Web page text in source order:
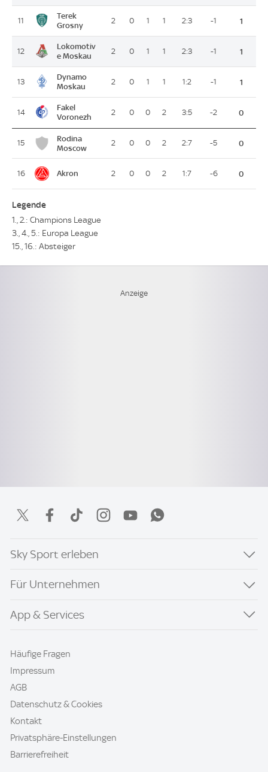
11
Terek
Grosny
2 0 1 1 2:3 -1 1
12
Lokomotiv
e Moskau
2 0 1 1 2:3 -1 1
13
Dynamo
Moskau
2 0 1 1 1:2 -1 1
14
Fakel
Voronezh
2 0 0 2 3:5 -2 0
15
Rodina
Moscow
2 0 0 2 2:7 -5 0
16 Akron 2 0 0 2 1:7 -6 0
Legende
1., 2.: Champions League
3., 4., 5.: Europa League
15., 16.: Absteiger
Sky Sport erleben
Für Unternehmen
App & Services
Häufige Fragen
Impressum
AGB
Datenschutz & Cookies
Kontakt
Privatsphäre-Einstellungen
Barrierefreiheit